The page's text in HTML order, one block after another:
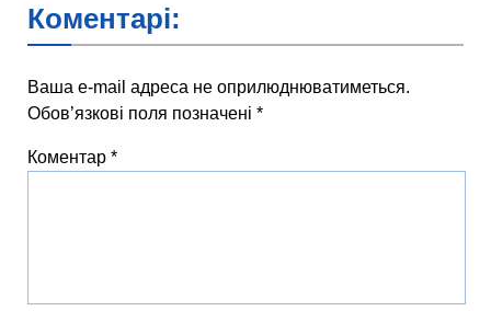
Коментарі:
Ваша e-mail адреса не оприлюднюватиметься.
Обов’язкові поля позначені *
Коментар *